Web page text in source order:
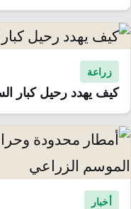
زراعة
كيف يهدد رحيل كبار
أخبار